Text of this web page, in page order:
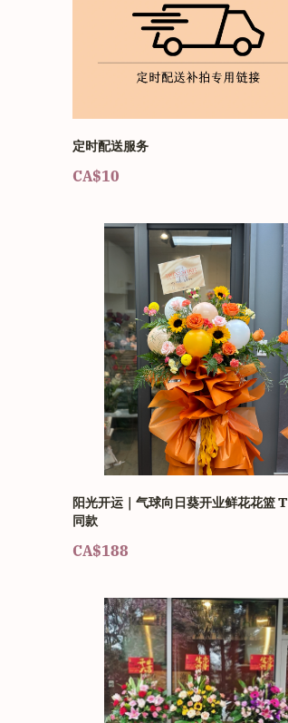
定时配送服务
CA$10
阳光开运｜气球向日葵开业鲜花花篮
同款
CA$188